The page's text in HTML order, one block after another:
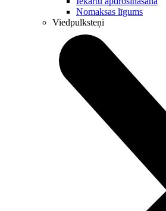
Nomaksas līgums
Viedpulksteņi